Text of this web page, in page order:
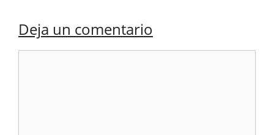
Deja un comentario